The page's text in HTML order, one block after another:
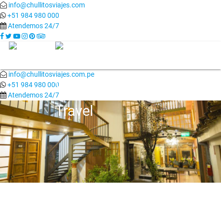
info@chullitosviajes.com
+51 984 980 000
Atendemos 24/7
info@chullitosviajes.com.pe
+51 984 980 000
Atendemos 24/7